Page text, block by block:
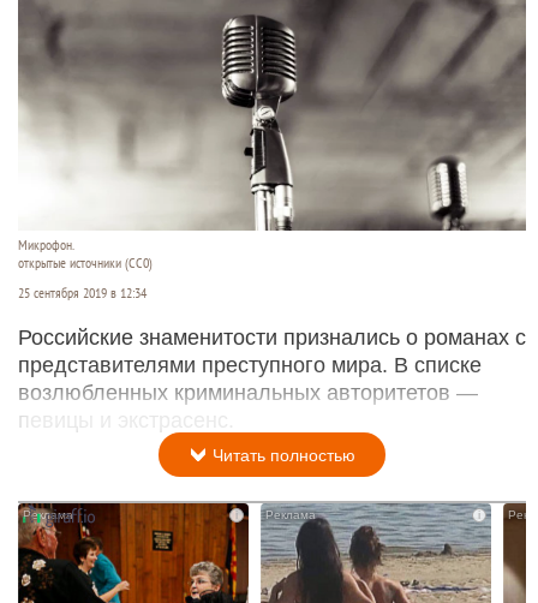
Микрофон.
открытые источники (CC0)
25 сентября 2019 в 12:34
Российские знаменитости признались о романах с
представителями преступного мира. В списке
возлюбленных криминальных авторитетов —
певицы и экстрасенс.
Читать полностью
i